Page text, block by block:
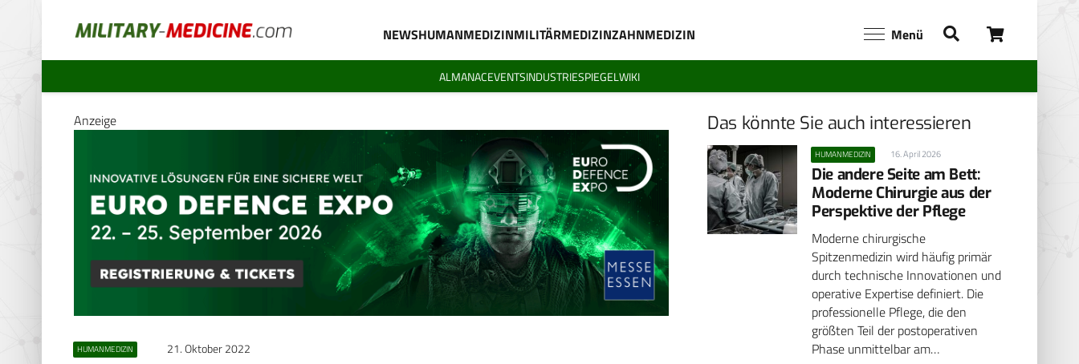
NEWSHUMANMEDIZINMILITÄRMEDIZINZAHNMEDIZIN Menü
ALMANACEVENTSINDUSTRIESPIEGELWIKI
Anzeige
HUMANMEDIZIN 21. Oktober 2022
Das könnte Sie auch interessieren
HUMANMEDIZIN 16. April 2026
Die andere Seite am Bett:
Moderne Chirurgie aus der
Perspektive der Pflege
Moderne chirurgische
Spitzenmedizin wird häufig primär
durch technische Innovationen und
operative Expertise definiert. Die
professionelle Pflege, die den
größten Teil der postoperativen
Phase unmittelbar am…